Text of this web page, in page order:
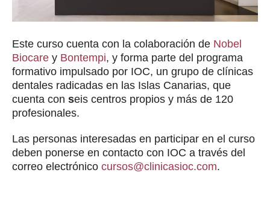
Este curso cuenta con la colaboración de Nobel
Biocare y Bontempi, y forma parte del programa
formativo impulsado por IOC, un grupo de clínicas
dentales radicadas en las Islas Canarias, que
cuenta con seis centros propios y más de 120
profesionales.
Las personas interesadas en participar en el curso
deben ponerse en contacto con IOC a través del
correo electrónico cursos@clinicasioc.com.